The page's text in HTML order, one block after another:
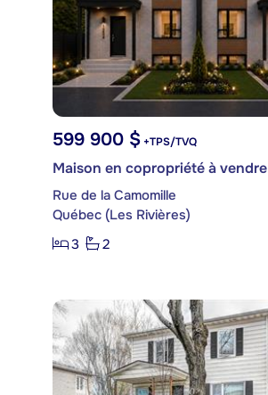
599 900 $ +TPS/TVQ
Maison en copropriété à vendre
Rue de la Camomille
Québec (Les Rivières)
3
2